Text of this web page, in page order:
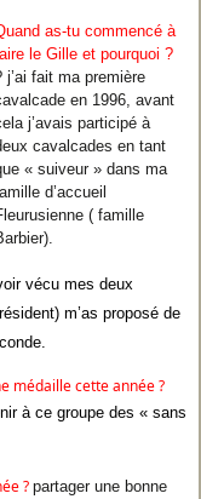
as-tu commencé à
le Gille et pourquoi ?
j’ai fait ma première
en 1996, avant
j’avais participé à
cavalcades en tant
« suiveur » dans ma
d’accueil
( famille
vécu mes deux
m’as proposé de
médaille cette année ?
à ce groupe des « sans
? partager une bonne